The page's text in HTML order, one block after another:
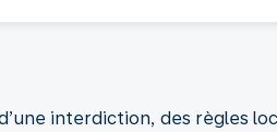
interdiction, des règles